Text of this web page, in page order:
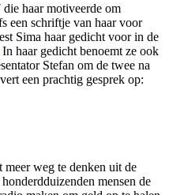
haar motiveerde om
een schriftje van haar voor
Sima haar gedicht voor in de
In haar gedicht benoemt ze ook
Stefan om de twee na
een prachtig gesprek op:
weg te denken uit de
mensen de